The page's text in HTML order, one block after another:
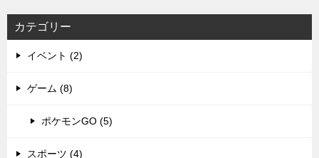
カテゴリー
イベント (2)
ゲーム (8)
ポケモンGO (5)
スポーツ (4)